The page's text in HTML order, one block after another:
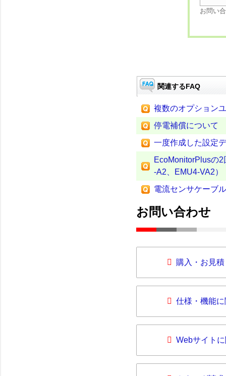
お問い
関連するFAQ
複数のオプション
停電補償について
一度作成した設定
EcoMonitorPlusの
-A2、EMU4-VA2）
電流センサケーブ
お問い合わせ
購入・お見
仕様・機能
Webサイト